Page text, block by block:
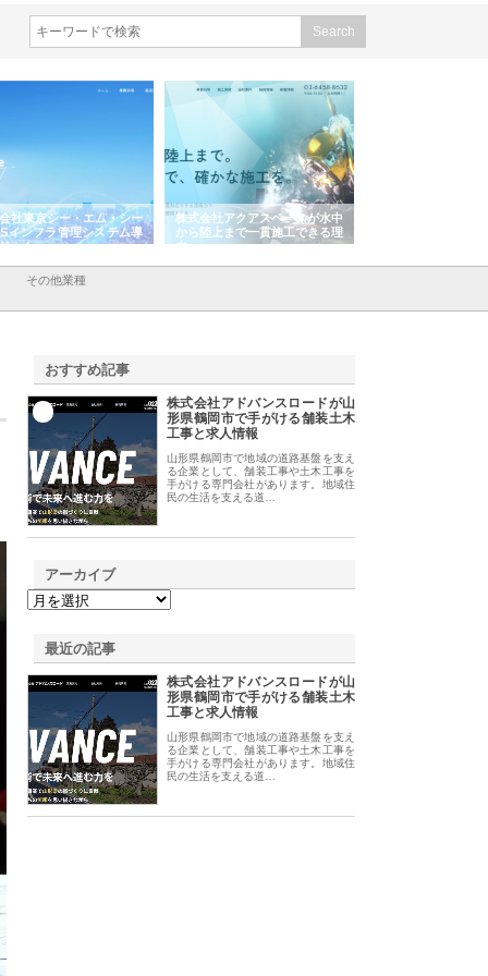
社アクアスペースが水中
上まで一貫施工できる理
株式会社地盤調査事務所が選ば
れ続ける理由と建設コンサルの
強み
その他業種
おすすめ記事
株式会社アドバンスロードが山
形県鶴岡市で手がける舗装土木
工事と求人情報
山形県鶴岡市で地域の道路基盤を支え
る企業として、舗装工事や土木工事を
手がける専門会社があります。地域住
民の生活を支える道…
アーカイブ
最近の記事
株式会社アドバンスロードが山
形県鶴岡市で手がける舗装土木
工事と求人情報
山形県鶴岡市で地域の道路基盤を支え
る企業として、舗装工事や土木工事を
手がける専門会社があります。地域住
民の生活を支える道…